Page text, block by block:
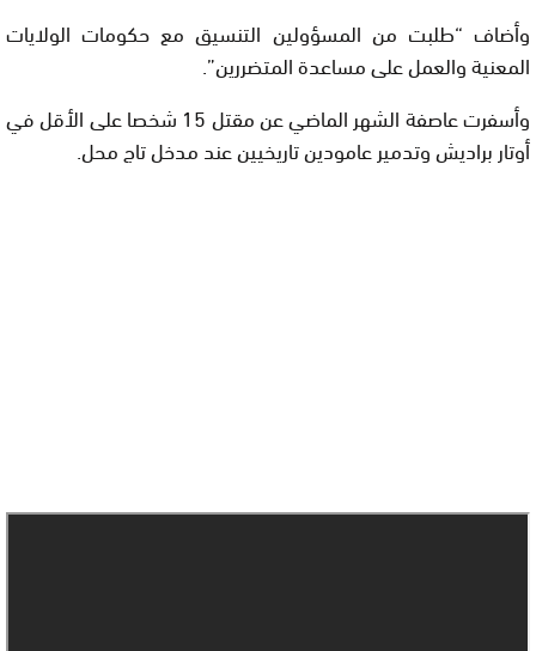
وأضاف “طلبت من المسؤولين التنسيق مع حكومات الولايات
المعنية والعمل على مساعدة المتضررين”.
وأسفرت عاصفة الشهر الماضي عن مقتل 15 شخصا على الأقل في
أوتار براديش وتدمير عامودين تاريخيين عند مدخل تاج محل.